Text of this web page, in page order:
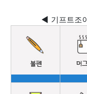
◀ 기프트조